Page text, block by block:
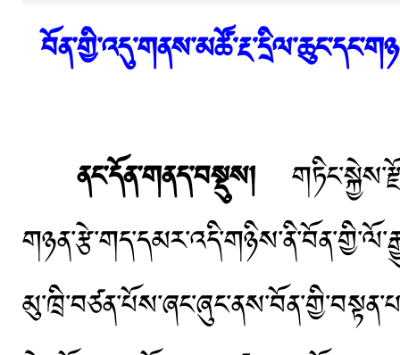
ནང་དོན་གནད་བསྡུས།